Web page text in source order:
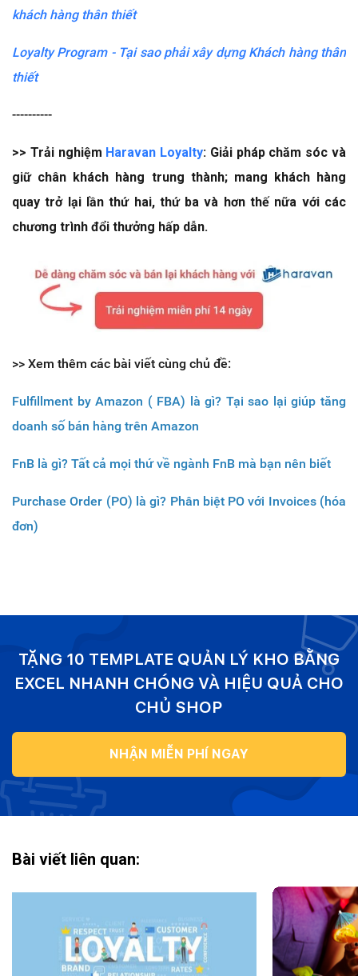
khách hàng thân thiết
Loyalty Program - Tại sao phải xây dựng Khách hàng thân
thiết
----------
>> Trải nghiệm Haravan Loyalty: Giải pháp chăm sóc và
giữ chân khách hàng trung thành; mang khách hàng
quay trở lại lần thứ hai, thứ ba và hơn thế nữa với các
chương trình đổi thưởng hấp dẫn.
>> Xem thêm các bài viết cùng chủ đề:
Fulfillment by Amazon ( FBA) là gì? Tại sao lại giúp tăng
doanh số bán hàng trên Amazon
FnB là gì? Tất cả mọi thứ về ngành FnB mà bạn nên biết
Purchase Order (PO) là gì? Phân biệt PO với Invoices (hóa
đơn)
TẶNG 10 TEMPLATE QUẢN LÝ KHO BẰNG
EXCEL NHANH CHÓNG VÀ HIỆU QUẢ CHO
CHỦ SHOP
NHẬN MIỄN PHÍ NGAY
Bài viết liên quan: